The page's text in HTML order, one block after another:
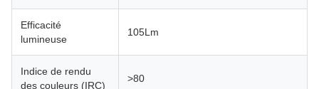
Efficacité
lumineuse
105Lm
Indice de rendu
des couleurs (IRC)
>80